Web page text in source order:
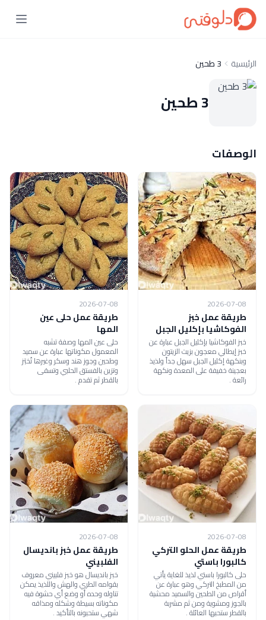
الرئيسية 3 طحين
3 طحين
الوصفات
2026-07-08
طريقة عمل خبز
الفوكاشيا بإكليل الجبل
خبز الفوكاشيا بإكليل الجبل عبارة عن
خبز إيطالي معجون بزيت الزيتون
وبنكهة إكليل الجبل سهل جداً ولذيذ
بعجينة خفيفة على المعدة ونكهة
رائعة .
2026-07-08
طريقة عمل حلى عين
المها
حلى عين المها وصفة تشبه
المعمول مكوناتها عبارة عن سميد
وطحين وجوز هند وسكر وغيرها تُخبَز
وتزين بالفستق الحلبي وتسقى
بالقطر ثم تقدم .
2026-07-08
طريقة عمل الحلو التركي
كالبورا باستي
حلى كالبورا باستي لذيذ للغاية يأتي
من المطبخ التركي وهو عبارة عن
أقراص من الطحين والسميد محشية
بالجوز ومشوية ومن ثم مشربة
بالقطر ستحبها العائلة .
2026-07-08
طريقة عمل خبز بانديسال
الفلبيني
خبز بانديسال هو خبز فلبيني معروف
بقوامه الطري والهش واللذيذ يمكن
تناوله وحده أو وضع أي حشوة فيه
مكوناته بسيطة وشكله ومذاقه
شهي ستحبونه بالتأكيد .